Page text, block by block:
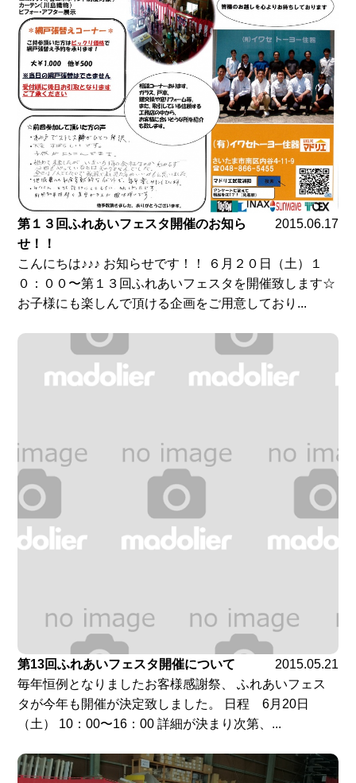
第１３回ふれあいフェスタ開催のお知ら
せ！！
2015.06.17
こんにちは♪♪♪ お知らせです！！ ６月２０日（土）１
０：００〜第１３回ふれあいフェスタを開催致します☆
お子様にも楽しんで頂ける企画をご用意しており...
第13回ふれあいフェスタ開催について
2015.05.21
毎年恒例となりましたお客様感謝祭、 ふれあいフェス
タが今年も開催が決定致しました。 日程 6月20日
（土） 10：00〜16：00 詳細が決まり次第、...